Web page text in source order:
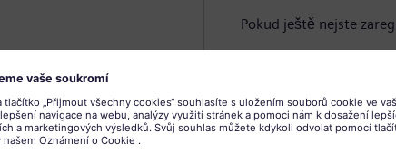
Pokud ještě nejste